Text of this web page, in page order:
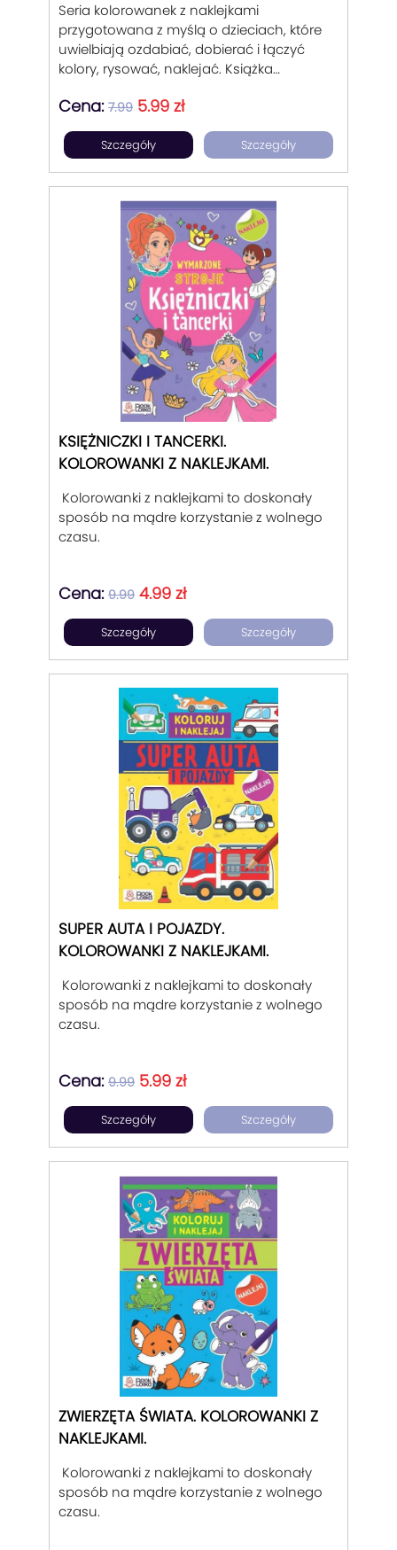
Seria kolorowanek z naklejkami
przygotowana z myślą o dzieciach, które
uwielbiają ozdabiać, dobierać i łączyć
kolory, rysować, naklejać. Książka
aktywności zimowych, pozwala spędzać
wolny czas w zimowej atmosferze. Dobór
ilustracji w stylu inspirowanym
Dobra zabawa dla dziecka i mamy.
Cena: 7.99 5.99 zł
Szczegóły Szczegóły
KSIĘŻNICZKI I TANCERKI.
KOLOROWANKI Z NAKLEJKAMI.
Kolorowanki z naklejkami to doskonały
sposób na mądre korzystanie z wolnego
czasu.
Cena: 9.99 4.99 zł
Szczegóły Szczegóły
SUPER AUTA I POJAZDY.
KOLOROWANKI Z NAKLEJKAMI.
Kolorowanki z naklejkami to doskonały
sposób na mądre korzystanie z wolnego
czasu.
Cena: 9.99 5.99 zł
Szczegóły Szczegóły
ZWIERZĘTA ŚWIATA. KOLOROWANKI Z
NAKLEJKAMI.
Kolorowanki z naklejkami to doskonały
sposób na mądre korzystanie z wolnego
czasu.